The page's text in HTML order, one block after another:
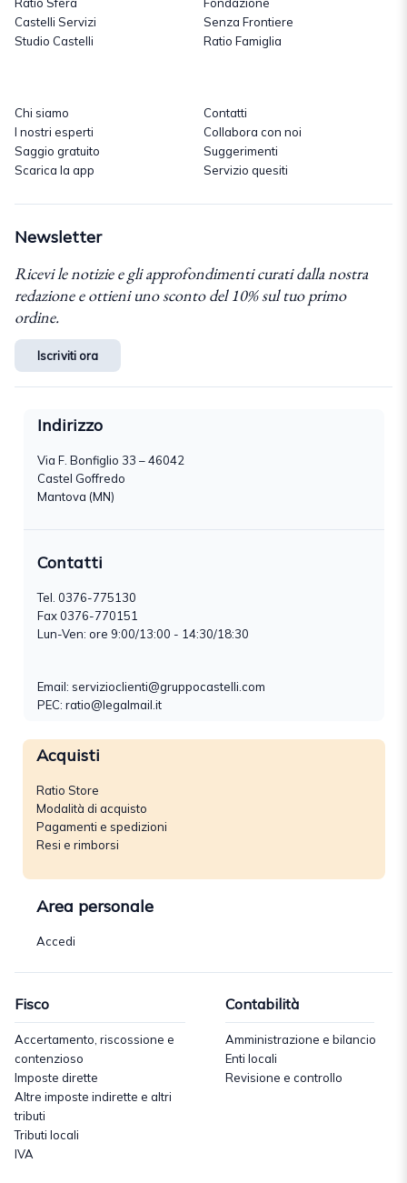
Castelli Servizi
Studio Castelli
Senza Frontiere
Ratio Famiglia
Chi siamo
I nostri esperti
Saggio gratuito
Scarica la app
Contatti
Collabora con noi
Suggerimenti
Servizio quesiti
Newsletter
Ricevi le notizie e gli approfondimenti curati dalla nostra
redazione e ottieni uno sconto del 10% sul tuo primo
ordine.
Iscriviti ora
Indirizzo
Via F. Bonfiglio 33 – 46042
Castel Goffredo
Mantova (MN)
Contatti
Tel. 0376-775130
Fax 0376-770151
Lun-Ven: ore 9:00/13:00 - 14:30/18:30
Email: servizioclienti@gruppocastelli.com
PEC: ratio@legalmail.it
Acquisti
Ratio Store
Modalità di acquisto
Pagamenti e spedizioni
Resi e rimborsi
Area personale
Accedi
Fisco
Accertamento, riscossione e
contenzioso
Imposte dirette
Altre imposte indirette e altri
tributi
Tributi locali
IVA
Contabilità
Amministrazione e bilancio
Enti locali
Revisione e controllo